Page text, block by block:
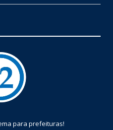
para prefeituras!